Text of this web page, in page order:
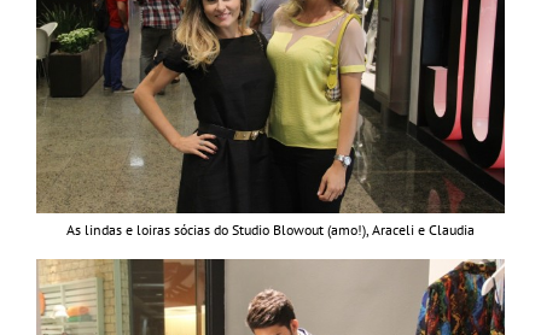
As lindas e loiras sócias do Studio Blowout (amo!), Araceli e Claudia